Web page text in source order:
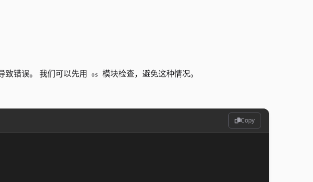
致错误。 我们可以先用 os 模块检查，避免这种情况。
Copy